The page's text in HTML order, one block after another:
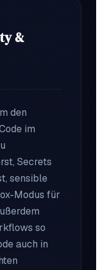
&
den
im
Secrets
sensible
Modus für
so
auch in